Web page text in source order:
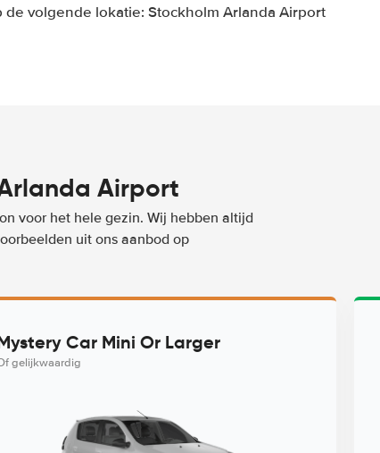
de volgende lokatie: Stockholm Arlanda Airport
Airport
voor het hele gezin. Wij hebben altijd
uit ons aanbod op
Car Mini Or Larger
gelijkwaardig